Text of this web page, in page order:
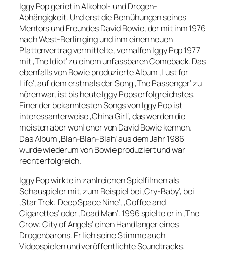
Iggy Pop geriet in Alkohol- und Drogen-
Abhängigkeit. Und erst die Bemühungen seines
Mentors und Freundes David Bowie, der mit ihm 1976
nach West-Berlin ging und ihm einen neuen
Plattenvertrag vermittelte, verhalfen Iggy Pop 1977
mit ‚The Idiot‘ zu einem unfassbaren Comeback. Das
ebenfalls von Bowie produzierte Album ‚Lust for
Life‘, auf dem erstmals der Song ‚The Passenger‘ zu
hören war, ist bis heute Iggy Pops erfolgreichstes.
Einer der bekanntesten Songs von Iggy Pop ist
interessanterweise ‚China Girl‘, das werden die
meisten aber wohl eher von David Bowie kennen.
Das Album ‚Blah-Blah-Blah‘ aus dem Jahr 1986
wurde wiederum von Bowie produziert und war
recht erfolgreich.
Iggy Pop wirkte in zahlreichen Spielfilmen als
Schauspieler mit, zum Beispiel bei ‚Cry-Baby‘, bei
‚Star Trek: Deep Space Nine‘, ‚Coffee and
Cigarettes‘ oder ‚Dead Man‘. 1996 spielte er in ‚The
Crow: City of Angels‘ einen Handlanger eines
Drogenbarons. Er lieh seine Stimme auch
Videospielen und veröffentlichte Soundtracks.